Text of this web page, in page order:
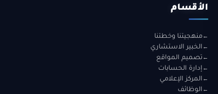
الأقسام
منهجيتنا وخطتنا
الخبير الاستشاري
تصميم المواقع
إدارة الحسابات
المركز الإعلامي
الوظائف